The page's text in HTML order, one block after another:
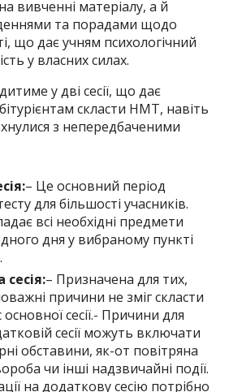
вивченні матеріалу, а й
та порадами щодо
що дає учням психологічний
у власних силах.
у дві сесії, що дає
скласти НМТ, навіть
з непередбаченими
– Це основний період
для більшості учасників.
всі необхідні предмети
дня у вибраному пункті
– Призначена для тих,
причини не зміг скласти
основної сесії.- Причини для
сесії можуть включати
обставини, як-от повітряна
чи інші надзвичайні події.
на додаткову сесію потрібно